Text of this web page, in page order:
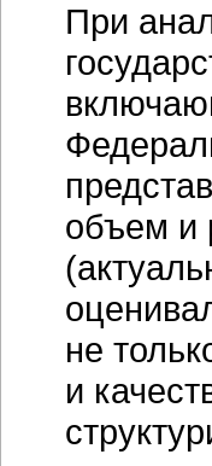
При
объем и
не
и